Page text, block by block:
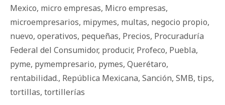
Mexico, micro empresas, Micro empresas,
microempresarios, mipymes, multas, negocio propio,
nuevo, operativos, pequeñas, Precios, Procuraduría
Federal del Consumidor, producir, Profeco, Puebla,
pyme, pymempresario, pymes, Querétaro,
rentabilidad., República Mexicana, Sanción, SMB, tips,
tortillas, tortillerías